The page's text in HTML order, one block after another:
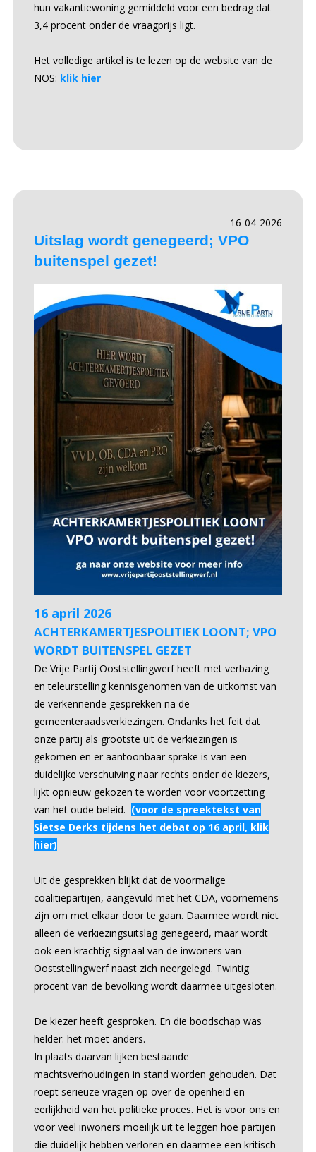
hun vakantiewoning gemiddeld voor een bedrag dat
3,4 procent onder de vraagprijs ligt.
Het volledige artikel is te lezen op de website van de
NOS: klik hier
16-04-2026
Uitslag wordt genegeerd; VPO
buitenspel gezet!
16 april 2026
ACHTERKAMERTJESPOLITIEK LOONT; VPO
WORDT BUITENSPEL GEZET
De Vrije Partij Ooststellingwerf heeft met verbazing
en teleurstelling kennisgenomen van de uitkomst van
de verkennende gesprekken na de
gemeenteraadsverkiezingen. Ondanks het feit dat
onze partij als grootste uit de verkiezingen is
gekomen en er aantoonbaar sprake is van een
duidelijke verschuiving naar rechts onder de kiezers,
lijkt opnieuw gekozen te worden voor voortzetting
van het oude beleid. (voor de spreektekst van
Sietse Derks tijdens het debat op 16 april, klik
hier)
Uit de gesprekken blijkt dat de voormalige
coalitiepartijen, aangevuld met het CDA, voornemens
zijn om met elkaar door te gaan. Daarmee wordt niet
alleen de verkiezingsuitslag genegeerd, maar wordt
ook een krachtig signaal van de inwoners van
Ooststellingwerf naast zich neergelegd. Twintig
procent van de bevolking wordt daarmee uitgesloten.
De kiezer heeft gesproken. En die boodschap was
helder: het moet anders.
In plaats daarvan lijken bestaande
machtsverhoudingen in stand worden gehouden. Dat
roept serieuze vragen op over de openheid en
eerlijkheid van het politieke proces. Het is voor ons en
voor veel inwoners moeilijk uit te leggen hoe partijen
die duidelijk hebben verloren en daarmee een kritisch